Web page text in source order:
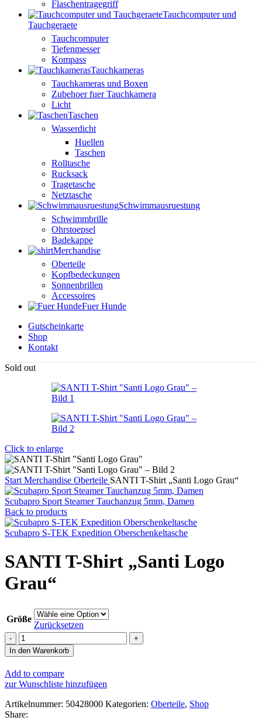
Flaschentragegriff
Tauchcomputer und
Tauchgeraete
Tauchcomputer
Tiefenmesser
Kompass
Tauchkameras
Tauchkameras und Boxen
Zubehoer fuer Tauchkamera
Licht
Taschen
Wasserdicht
Huellen
Taschen
Rolltasche
Rucksack
Tragetasche
Netztasche
Schwimmausruestung
Schwimmbrille
Ohrstoepsel
Badekappe
Merchandise
Oberteile
Kopfbedeckungen
Sonnenbrillen
Accessoires
Fuer Hunde
Gutscheinkarte
Shop
Kontakt
Sold out
Click to enlarge
Start Merchandise Oberteile SANTI T-Shirt „Santi Logo Grau“
Scubapro Sport Steamer Tauchanzug 5mm, Damen
Back to products
Scubapro S-TEK Expedition Oberschenkeltasche
SANTI T-Shirt „Santi Logo
Grau“
Größe
Zurücksetzen
SANTI
T-
Shirt
"Santi
Logo
Grau"
Menge
In den Warenkorb
Add to compare
zur Wunschliste hinzufügen
Artikelnummer: 50428000 Kategorien: Oberteile, Shop
Share: